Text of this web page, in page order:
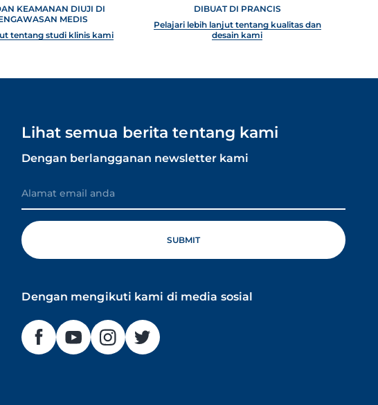
KEAMANAN DIUJI DI
MEDIS
tentang studi klinis kami
DIBUAT DI PRANCIS
Pelajari lebih lanjut tentang kualitas dan
desain kami
Lihat semua berita tentang kami
Dengan berlangganan newsletter kami
Dengan mengikuti kami di media sosial